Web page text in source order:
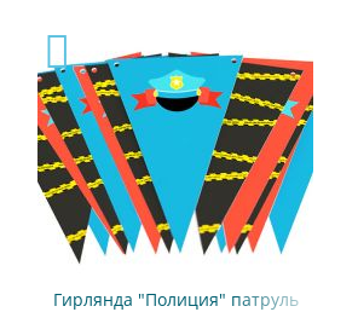
Гирлянда "Полиция" патруль